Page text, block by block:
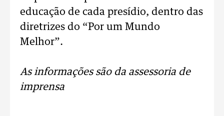
educação de cada presídio, dentro das
diretrizes do “Por um Mundo
Melhor”.
As informações são da assessoria de
imprensa